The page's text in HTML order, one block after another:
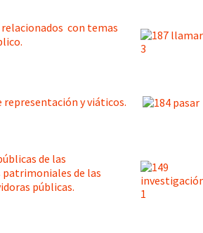
relacionados con temas
representación y viáticos.
de las
patrimoniales de las
públicas.